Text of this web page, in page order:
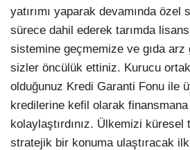
yatırımı yaparak devamında özel
sürece dahil ederek tarımda
sistemine geçmemize ve gıda
sizler öncülük ettiniz. Kurucu
olduğunuz Kredi Garanti Fonu ile
kredilerine kefil olarak
kolaylaştırdınız. Ülkemizi
stratejik bir konuma ulaştıracak